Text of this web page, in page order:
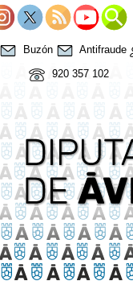
Buzón Antifraude
920 357 102